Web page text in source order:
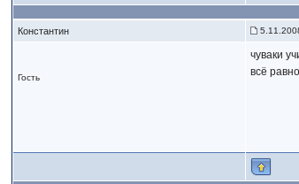
Константин
Гость
чуваки
всё